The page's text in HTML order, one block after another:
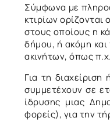
Σύμφωνα με
κτιρίων
στους οποίους η
δήμου, ή ακόμη και
ακινήτων, όπως
Για τη
συμμετέχουν σε
ίδρυσης μιας
φορείς), για την